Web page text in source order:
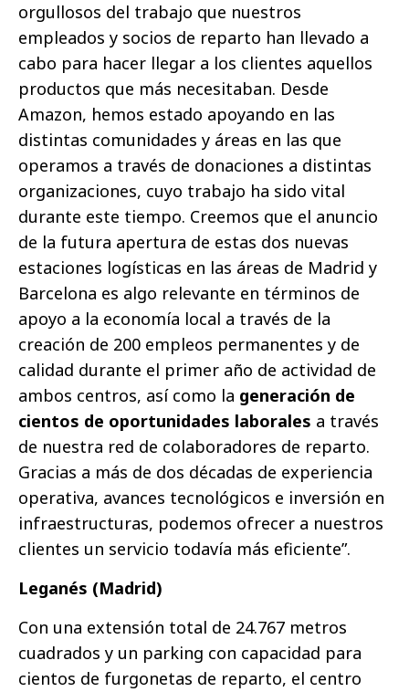
orgullosos del trabajo que nuestros
empleados y socios de reparto han llevado a
cabo para hacer llegar a los clientes aquellos
productos que más necesitaban. Desde
Amazon, hemos estado apoyando en las
distintas comunidades y áreas en las que
operamos a través de donaciones a distintas
organizaciones, cuyo trabajo ha sido vital
durante este tiempo. Creemos que el anuncio
de la futura apertura de estas dos nuevas
estaciones logísticas en las áreas de Madrid y
Barcelona es algo relevante en términos de
apoyo a la economía local a través de la
creación de 200 empleos permanentes y de
calidad durante el primer año de actividad de
ambos centros, así como la generación de
cientos de oportunidades laborales a través
de nuestra red de colaboradores de reparto.
Gracias a más de dos décadas de experiencia
operativa, avances tecnológicos e inversión en
infraestructuras, podemos ofrecer a nuestros
clientes un servicio todavía más eficiente”.
Leganés (Madrid)
Con una extensión total de 24.767 metros
cuadrados y un parking con capacidad para
cientos de furgonetas de reparto, el centro